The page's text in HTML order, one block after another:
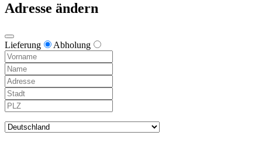
Adresse ändern
Lieferung Abholung